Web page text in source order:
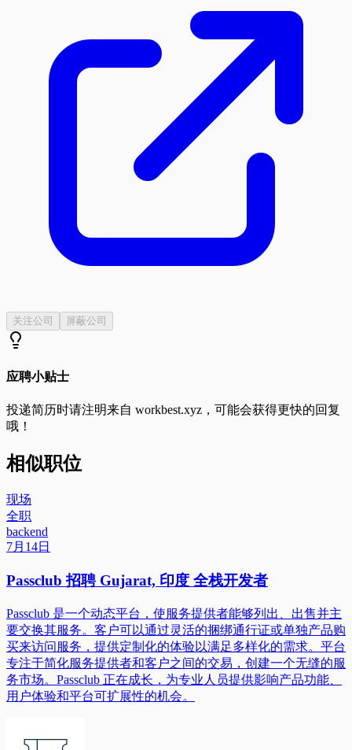
关注公司 屏蔽公司
应聘小贴士
投递简历时请注明来自 workbest.xyz ，可能会获得更快的回复
哦！
相似职位
现场
全职
backend
7月14日
Passclub 招聘 Gujarat, 印度 全栈开发者
Passclub 是一个动态平台，使服务提供者能够列出、出售并主
要交换其服务。客户可以通过灵活的捆绑通行证或单独产品购
买来访问服务，提供定制化的体验以满足多样化的需求。平台
专注于简化服务提供者和客户之间的交易，创建一个无缝的服
务市场。Passclub 正在成长，为专业人员提供影响产品功能、
用户体验和平台可扩展性的机会。